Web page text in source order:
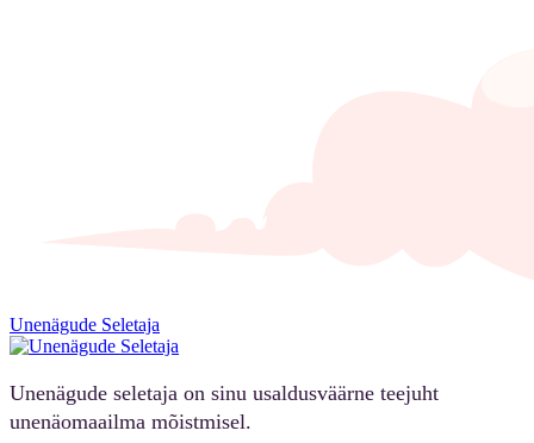
Unenägude Seletaja
Unenägude seletaja on sinu usaldusväärne teejuht
unenäomaailma mõistmisel.